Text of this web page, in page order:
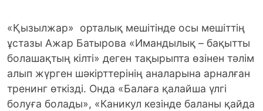
«Қызылжар» орталық мешітінде осы мешіттің
ұстазы Ажар Батырова «Имандылық – бақытты
болашақтың кілті» деген тақырыпта өзінен тәлім
алып жүрген шәкірттерінің аналарына арналған
тренинг өткізді. Онда «Балаға қалайша үлгі
болуға болады», «Каникул кезінде баланы қайда